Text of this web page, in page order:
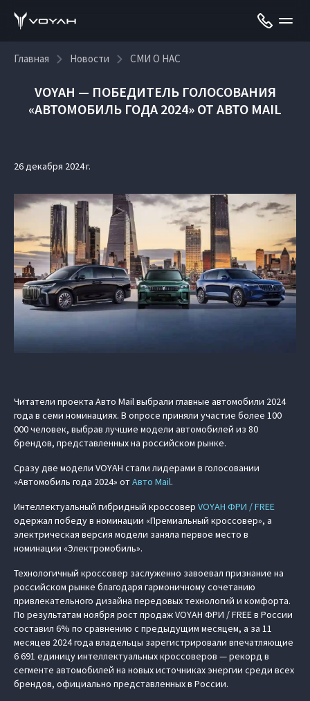
Главная Новости СМИ О НАС
VOYAH — ПОБЕДИТЕЛЬ ГОЛОСОВАНИЯ
«АВТОМОБИЛЬ ГОДА 2024» ОТ АВТО MAIL
26 декабря 2024 г.
Читатели проекта Авто Mail выбрали главные автомобили 2024
года в семи номинациях. В опросе приняли участие более 100
000 человек, выбрав лучшие модели автомобилей из 80
брендов, представленных на российском рынке.
Сразу две модели VOYAH стали лидерами в голосовании
«Автомобиль года 2024» отАвто Mail.
Интеллектуальный гибридный кроссовер VOYAH ФРИ / FREE
одержал победу в номинации «Премиальный кроссовер», а
электрическая версия модели заняла первое место в
номинации «Электромобиль».
Технологичный кроссовер заслуженно завоевал признание на
российском рынке благодаря гармоничному сочетанию
привлекательного дизайна передовых технологий и комфорта.
По результатам ноября рост продаж VOYAH ФРИ / FREE в России
составил 6% по сравнению с предыдущим месяцем, а за 11
месяцев 2024 года владельцы зарегистрировали впечатляющие
6 691 единицу интеллектуальных кроссоверов — рекорд в
сегменте автомобилей на новых источниках энергии среди всех
брендов, официально представленных в России.